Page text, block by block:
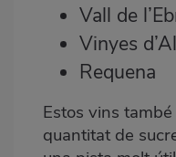
Vall de
Vinyes
Requena
Estos vins
quantitat de